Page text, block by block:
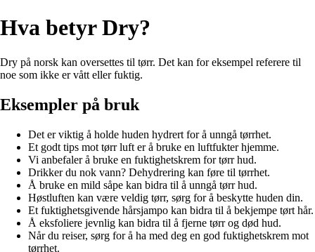
Hva betyr Dry?
Dry på norsk kan oversettes til tørr. Det kan for eksempel referere til
noe som ikke er vått eller fuktig.
Eksempler på bruk
Det er viktig å holde huden hydrert for å unngå tørrhet.
Et godt tips mot tørr luft er å bruke en luftfukter hjemme.
Vi anbefaler å bruke en fuktighetskrem for tørr hud.
Drikker du nok vann? Dehydrering kan føre til tørrhet.
Å bruke en mild såpe kan bidra til å unngå tørr hud.
Høstluften kan være veldig tørr, sørg for å beskytte huden din.
Et fuktighetsgivende hårsjampo kan bidra til å bekjempe tørt hår.
Å eksfoliere jevnlig kan bidra til å fjerne tørr og død hud.
Når du reiser, sørg for å ha med deg en god fuktighetskrem mot
tørrhet.